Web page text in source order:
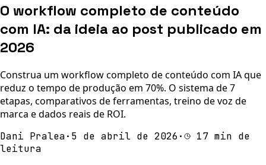
O workflow completo de conteúdo
com IA: da ideia ao post publicado em
2026
Construa um workflow completo de conteúdo com IA que
reduz o tempo de produção em 70%. O sistema de 7
etapas, comparativos de ferramentas, treino de voz de
marca e dados reais de ROI.
Dani Pralea· 5 de abril de 2026·
17 min de
leitura